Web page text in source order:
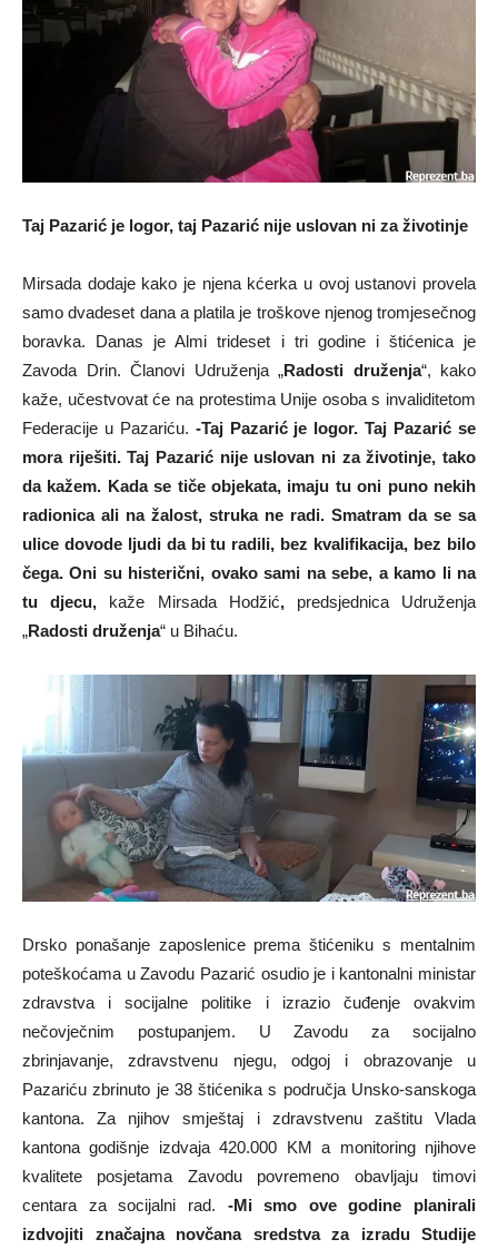
Taj Pazarić je logor, taj Pazarić nije uslovan ni za životinje
Mirsada dodaje kako je njena kćerka u ovoj ustanovi provela
samo dvadeset dana a platila je troškove njenog tromjesečnog
boravka. Danas je Almi trideset i tri godine i štićenica je
Zavoda Drin. Članovi Udruženja „Radosti druženja“, kako
kaže, učestvovat će na protestima Unije osoba s invaliditetom
Federacije u Pazariću. -Taj Pazarić je logor. Taj Pazarić se
mora riješiti. Taj Pazarić nije uslovan ni za životinje, tako
da kažem. Kada se tiče objekata, imaju tu oni puno nekih
radionica ali na žalost, struka ne radi. Smatram da se sa
ulice dovode ljudi da bi tu radili, bez kvalifikacija, bez bilo
čega. Oni su histerični, ovako sami na sebe, a kamo li na
tu djecu, kaže Mirsada Hodžić, predsjednica Udruženja
„Radosti druženja“ u Bihaću.
Drsko ponašanje zaposlenice prema štićeniku s mentalnim
poteškoćama u Zavodu Pazarić osudio je i kantonalni ministar
zdravstva i socijalne politike i izrazio čuđenje ovakvim
nečovječnim postupanjem. U Zavodu za socijalno
zbrinjavanje, zdravstvenu njegu, odgoj i obrazovanje u
Pazariću zbrinuto je 38 štićenika s područja Unsko-sanskoga
kantona. Za njihov smještaj i zdravstvenu zaštitu Vlada
kantona godišnje izdvaja 420.000 KM a monitoring njihove
kvalitete posjetama Zavodu povremeno obavljaju timovi
centara za socijalni rad. -Mi smo ove godine planirali
izdvojiti značajna novčana sredstva za izradu Studije